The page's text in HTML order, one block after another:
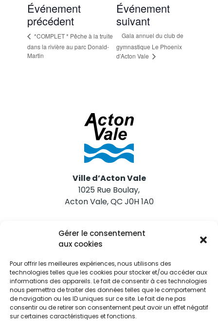
Gérer le consentement
aux cookies
Pour offrir les meilleures expériences, nous utilisons des
technologies telles que les cookies pour stocker et/ou accéder aux
informations des appareils. Le fait de consentir à ces technologies
nous permettra de traiter des données telles que le comportement
de navigation ou les ID uniques sur ce site. Le fait de ne pas
consentir ou de retirer son consentement peut avoir un effet négatif
sur certaines caractéristiques et fonctions.
Événement
précédent
*COMPLET * Pêche à la truite
dans la rivière au parc Donald-
Martin
Événement
suivant
Gala annuel du club de
gymnastique Le Phoenix
d’Acton Vale
Ville d’Acton Vale
1025 Rue Boulay,
Acton Vale, QC J0H 1A0
Nous joindre
Tél. 450 546-2703
Restez informés
Abonnez-vous aux alertes municipales